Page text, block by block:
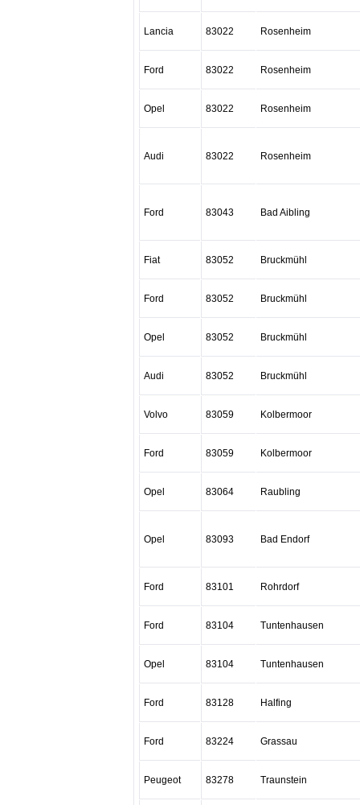
Lancia 83022 Rosenheim
Ford 83022 Rosenheim
Opel 83022 Rosenheim
Audi 83022 Rosenheim
Ford 83043 Bad Aibling
Fiat 83052 Bruckmühl
Ford 83052 Bruckmühl
Opel 83052 Bruckmühl
Audi 83052 Bruckmühl
Volvo 83059 Kolbermoor
Ford 83059 Kolbermoor
Opel 83064 Raubling
Opel 83093 Bad Endorf
Ford 83101 Rohrdorf
Ford 83104 Tuntenhausen
Opel 83104 Tuntenhausen
Ford 83128 Halfing
Ford 83224 Grassau
Peugeot 83278 Traunstein